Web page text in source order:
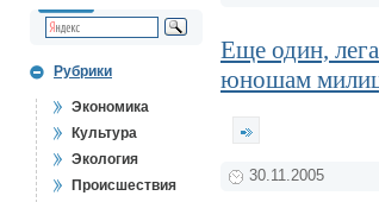
Рубрики
Экономика
Культура
Экология
Происшествия
Еще один,
юношам
30.11.2005